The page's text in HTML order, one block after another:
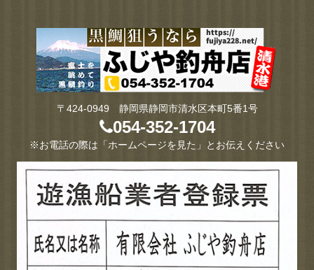
〒424-0949 静岡県静岡市清水区本町5番1号
054-352-1704
※お電話の際は「ホームページを見た」とお伝えください